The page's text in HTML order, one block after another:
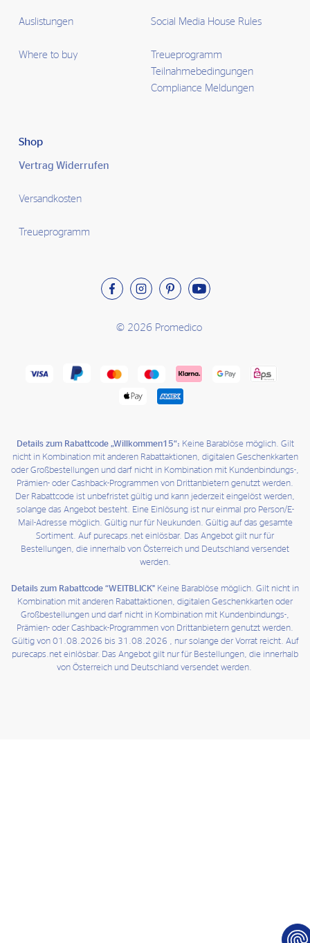
Auslistungen
Where to buy
Social Media House Rules
Treueprogramm
Teilnahmebedingungen
Compliance Meldungen
Shop
Vertrag Widerrufen
Versandkosten
Treueprogramm
© 2026 Promedico
Details zum Rabattcode „Willkommen15“: Keine Barablöse möglich. Gilt
nicht in Kombination mit anderen Rabattaktionen, digitalen Geschenkkarten
oder Großbestellungen und darf nicht in Kombination mit Kundenbindungs-,
Prämien- oder Cashback-Programmen von Drittanbietern genutzt werden.
Der Rabattcode ist unbefristet gültig und kann jederzeit eingelöst werden,
solange das Angebot besteht. Eine Einlösung ist nur einmal pro Person/E-
Mail-Adresse möglich. Gültig nur für Neukunden. Gültig auf das gesamte
Sortiment. Auf purecaps.net einlösbar. Das Angebot gilt nur für
Bestellungen, die innerhalb von Österreich und Deutschland versendet
werden.
Details zum Rabattcode “WEITBLICK" Keine Barablöse möglich. Gilt nicht in
Kombination mit anderen Rabattaktionen, digitalen Geschenkkarten oder
Großbestellungen und darf nicht in Kombination mit Kundenbindungs-,
Prämien- oder Cashback-Programmen von Drittanbietern genutzt werden.
Gültig von 01.08.2026 bis 31.08.2026 , nur solange der Vorrat reicht. Auf
purecaps.net einlösbar. Das Angebot gilt nur für Bestellungen, die innerhalb
von Österreich und Deutschland versendet werden.